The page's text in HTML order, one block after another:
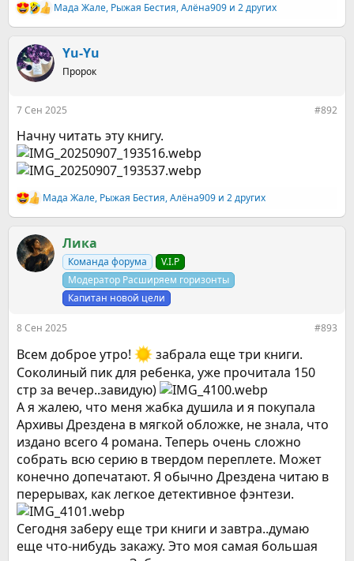
Р
е
к
ц
и
Мада Жале, Рыжая Бестия,Алёна909 и 2 других
Yu-Yu
Пророк
7 Сен 2025 #892
Начну читать эту книгу.
Р
е
к
ц
и
Мада Жале, Рыжая Бестия,Алёна909 и 2 других
Ликa
Команда форума
V.I.P
Модератор Расширяем горизонты
Капитан новой цели
8 Сен 2025 #893
Всем доброе утро!
забрала еще три книги.
Соколиный пик для ребенка, уже прочитала 150
стр за вечер..завидую)
А я жалею, что меня жабка душила и я покупала
Архивы Дрездена в мягкой обложке, не знала, что
издано всего 4 романа. Теперь очень сложно
собрать всю серию в твердом переплете. Может
конечно допечатают. Я обычно Дрездена читаю в
перерывах, как легкое детективное фэнтези.
Сегодня заберу еще три книги и завтра..думаю
еще что-нибудь закажу. Это моя самая большая